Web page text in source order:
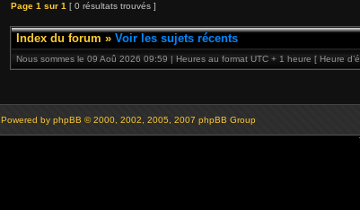
Page 1 sur 1 [ 0 résultats trouvés ]
Index du forum » Voir les sujets récents
Nous sommes le 09 Aoû 2026 09:59 | Heures au format UTC + 1 heure [ Heure
Powered by phpBB © 2000, 2002, 2005, 2007 phpBB Group